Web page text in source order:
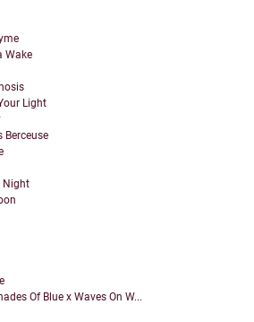
Wake
Light
Berceuse
Night
Of Blue x Waves On W...